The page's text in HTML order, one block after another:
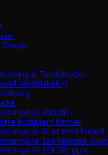
Stenar
& Tandsmycke
tandblekning
kristaller
kristaller i former
Guld med kristall
18k Klassisk Guld
18k Vitt guld